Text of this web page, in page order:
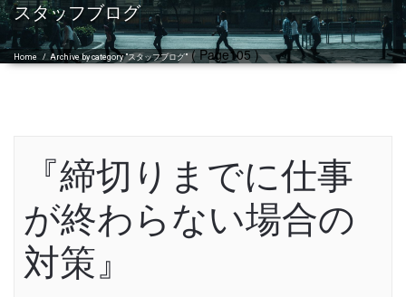
スタッフブログ
Home /Archive by category "スタッフブログ"( Page105 )
『締切りまでに仕事
が終わらない場合の
対策』